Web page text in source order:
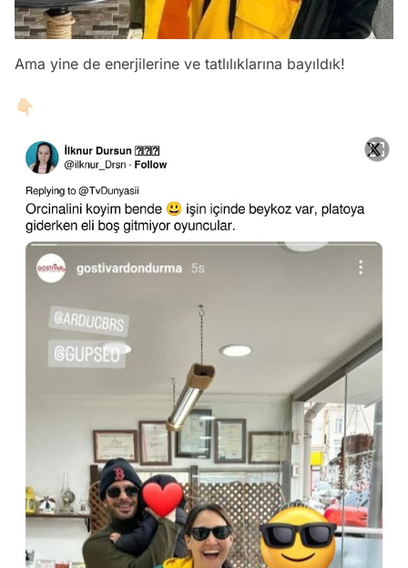
Ama yine de enerjilerine ve tatlılıklarına bayıldık!
👇🏻